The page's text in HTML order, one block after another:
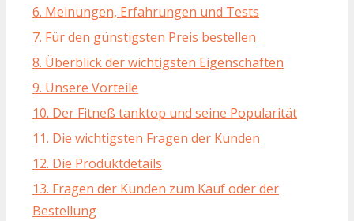
6. Meinungen, Erfahrungen und Tests
7. Für den günstigsten Preis bestellen
8. Überblick der wichtigsten Eigenschaften
9. Unsere Vorteile
10. Der Fitneß tanktop und seine Popularität
11. Die wichtigsten Fragen der Kunden
12. Die Produktdetails
13. Fragen der Kunden zum Kauf oder der
Bestellung